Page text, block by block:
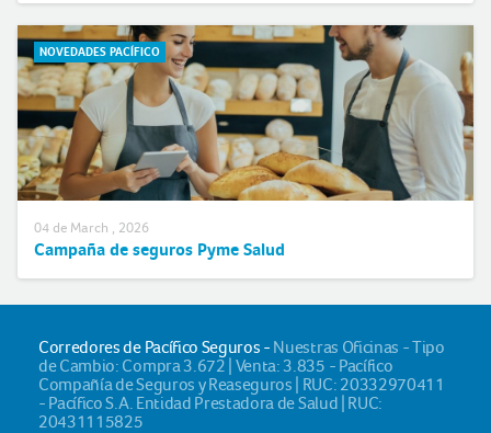
NOVEDADES PACÍFICO
04 de March , 2026
Campaña de seguros Pyme Salud
Corredores de Pacífico Seguros - Nuestras Oficinas - Tipo
de Cambio: Compra 3.672 | Venta: 3.835 - Pacífico
Compañía de Seguros y Reaseguros | RUC: 20332970411
- Pacífico S.A. Entidad Prestadora de Salud | RUC:
20431115825